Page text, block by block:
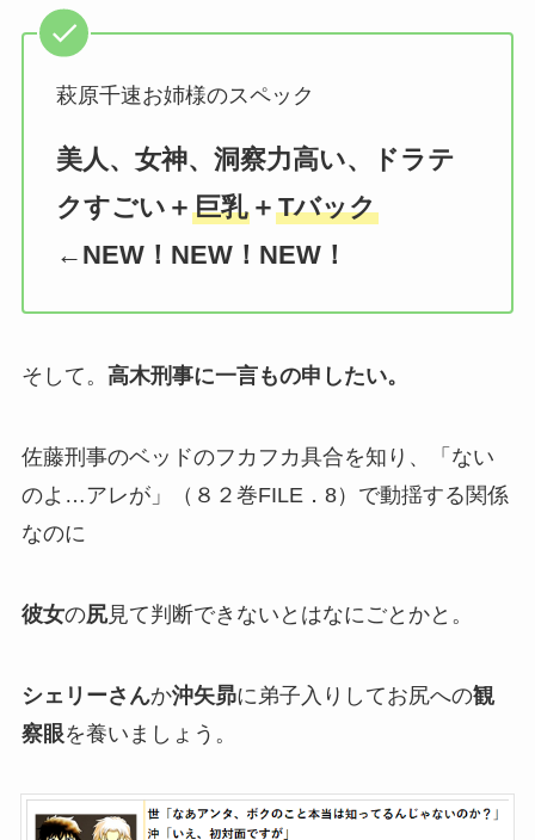
萩原千速お姉様のスペック
美人、女神、洞察力高い、ドラテ
クすごい＋ 巨乳＋ Tバック
←NEW！NEW！NEW！
そして。 高木刑事に一言もの申したい。
佐藤刑事のベッドのフカフカ具合を知り、「ない
のよ…アレが」（８２巻FILE．8）で動揺する関係
なのに
彼女の尻見て判断できないとはなにごとかと。
シェリーさんか沖矢昴に弟子入りしてお尻への観
察眼を養いましょう。